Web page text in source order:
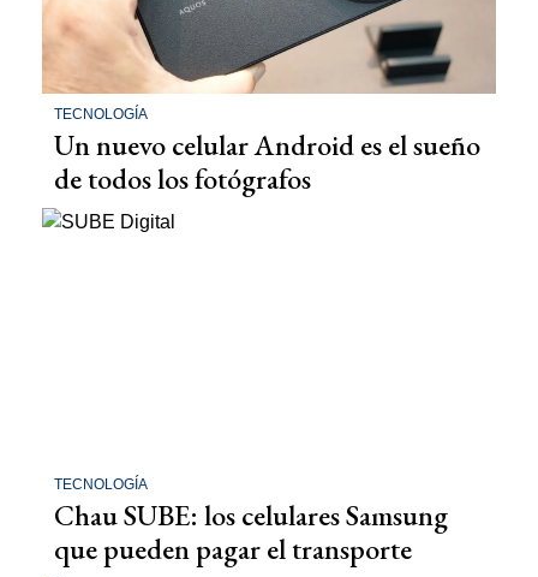
TECNOLOGÍA
Un nuevo celular Android es el sueño
de todos los fotógrafos
TECNOLOGÍA
Chau SUBE: los celulares Samsung
que pueden pagar el transporte